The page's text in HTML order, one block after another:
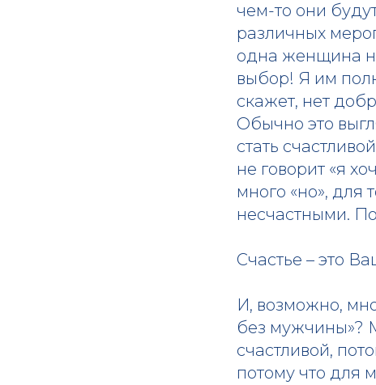
чем-то они
различных
одна женщина
выбор! Я им
скажет, нет
Обычно это
стать
не говорит «я
много «но», для
несчастными.
Счастье – это
И, возможно,
без мужчины»?
счастливой,
потому что для